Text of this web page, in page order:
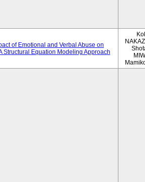
of Emotional and Verbal Abuse on
Structural Equation Modeling Approach